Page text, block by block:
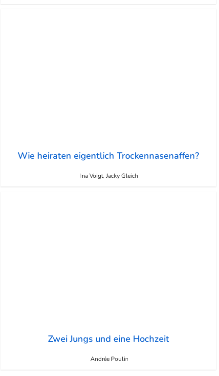
Wie heiraten eigentlich Trockennasenaffen?
Ina Voigt, Jacky Gleich
Zwei Jungs und eine Hochzeit
Andrée Poulin